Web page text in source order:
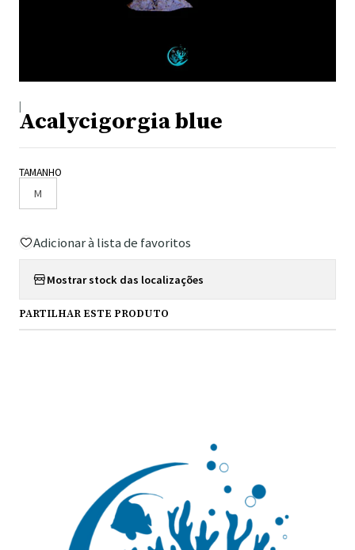
|
Acalycigorgia blue
TAMANHO
M
Adicionar à lista de favoritos
Mostrar stock das localizações
PARTILHAR ESTE PRODUTO